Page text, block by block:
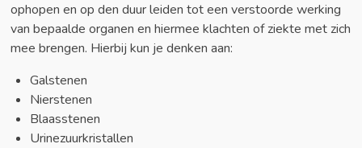
ophopen en op den duur leiden tot een verstoorde werking
van bepaalde organen en hiermee klachten of ziekte met zich
mee brengen. Hierbij kun je denken aan:
Galstenen
Nierstenen
Blaasstenen
Urinezuurkristallen